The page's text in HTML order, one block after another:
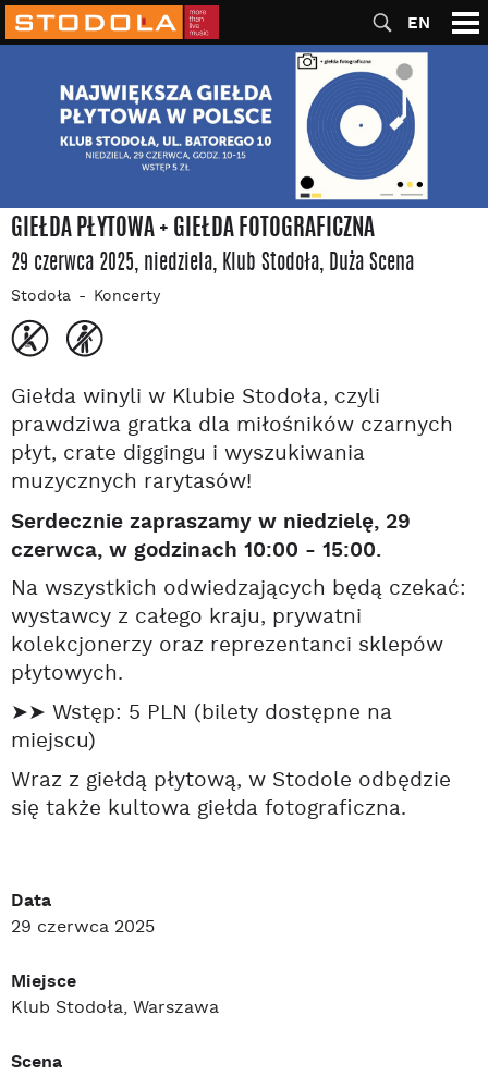
EN
GIEŁDA PŁYTOWA + GIEŁDA FOTOGRAFICZNA
29 czerwca 2025, niedziela, Klub Stodoła, Duża Scena
Stodoła Koncerty
Giełda winyli w Klubie Stodoła, czyli
prawdziwa gratka dla miłośników czarnych
płyt, crate diggingu i wyszukiwania
muzycznych rarytasów!
Serdecznie zapraszamy w niedzielę, 29
czerwca, w godzinach 10:00 - 15:00.
Na wszystkich odwiedzających będą czekać:
wystawcy z całego kraju, prywatni
kolekcjonerzy oraz reprezentanci sklepów
płytowych.
➤➤ Wstęp: 5 PLN (bilety dostępne na
miejscu)
Wraz z giełdą płytową, w Stodole odbędzie
się także kultowa giełda fotograficzna.
Data
29 czerwca 2025
Miejsce
Klub Stodoła, Warszawa
Scena